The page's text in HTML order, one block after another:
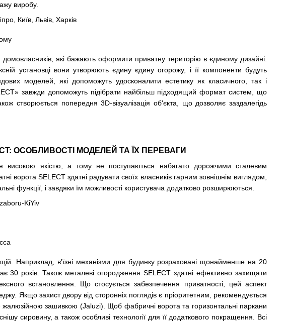
виробу.
які бажають оформити приватну територію в єдиному дизайні.
установці вони утворюють єдину єдину огорожу, і її компоненти будуть
моделей, які допоможуть удосконалити естетику як класичного, так і
завжди допоможуть підібрати найбільш підходящий формат систем, що
створюється попередня 3D-візуалізація об'єкта, що дозволяє заздалегідь
ОСОБЛИВОСТІ МОДЕЛЕЙ ТА ЇХ ПЕРЕВАГИ
високою якістю, а тому не поступаються набагато дорожчими сталевим
ворота SELECTздатні радувати своїх власників гарним зовнішнім виглядом,
функції, і завдяки їм можливості користувача додатково розширюються.
Наприклад, в'їзні механізми для будинку розраховані щонайменше на 20
30 років. Також металеві огородження SELECT здатні ефективно захищати
встановлення. Що стосується забезпечення приватності, цей аспект
Якщо захист двору від сторонніх поглядів є пріоритетним, рекомендується
зашивкою (Jaluzi). Щоб фабричні ворота та горизонтальні паркани
сировину, а також особливі технології для її додаткового покращення. Всі